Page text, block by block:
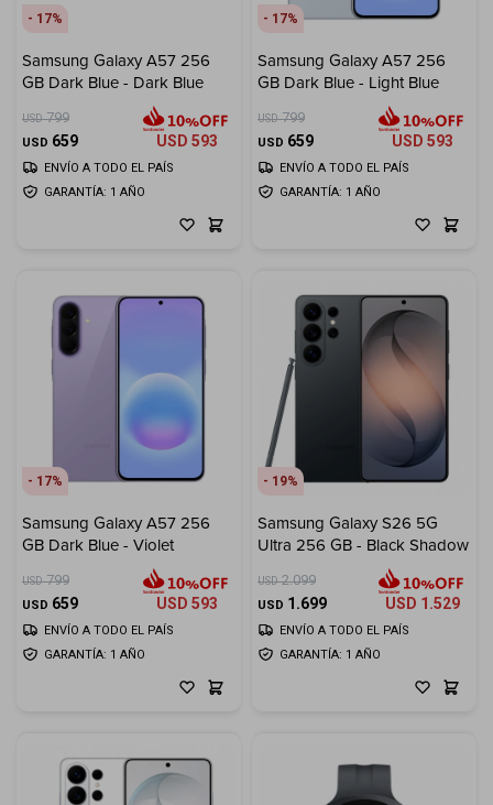
17
Samsung Galaxy A57 256
GB Dark Blue - Dark Blue
USD 799
USD 659 USD 593
GARANTÍA: 1 AÑO
ENVÍO A TODO EL PAÍS
17
Samsung Galaxy A57 256
GB Dark Blue - Light Blue
USD 799
USD 659 USD 593
GARANTÍA: 1 AÑO
ENVÍO A TODO EL PAÍS
17
Samsung Galaxy A57 256
GB Dark Blue - Violet
USD 799
USD 659 USD 593
GARANTÍA: 1 AÑO
ENVÍO A TODO EL PAÍS
19
Samsung Galaxy S26 5G
Ultra 256 GB - Black Shadow
USD 2.099
USD 1.699 USD 1.529
GARANTÍA: 1 AÑO
ENVÍO A TODO EL PAÍS